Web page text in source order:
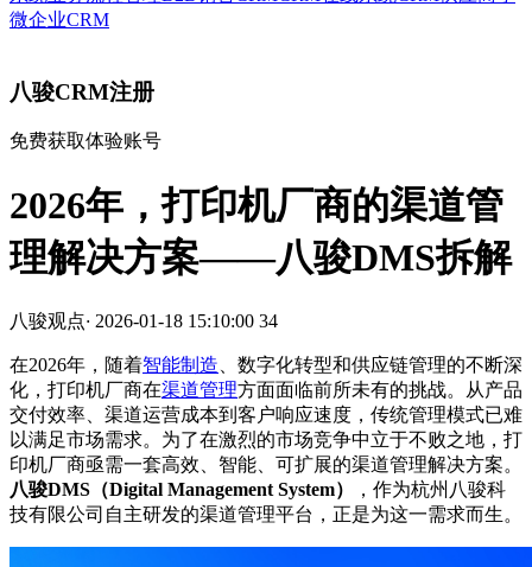
微企业CRM
八骏CRM注册
免费获取体验账号
2026年，打印机厂商的渠道管
理解决方案——八骏DMS拆解
八骏观点· 2026-01-18 15:10:00 34
在2026年，随着智能制造 、数字化转型和供应链管理的不断深
化，打印机厂商在渠道管理方面面临前所未有的挑战。从产品
交付效率、渠道运营成本到客户响应速度，传统管理模式已难
以满足市场需求。为了在激烈的市场竞争中立于不败之地，打
印机厂商亟需一套高效、智能、可扩展的渠道管理解决方案。
八骏DMS（Digital Management System）
，作为杭州八骏科
技有限公司自主研发的渠道管理平台，正是为这一需求而生。